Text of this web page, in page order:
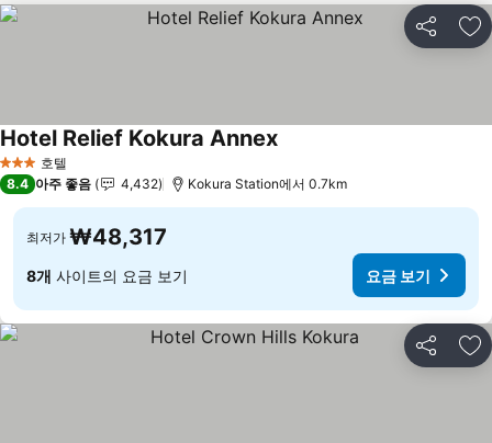
공유 즐
3 성급 호텔
Hotel Relief Kokura Annex
8.4 아주 좋음 4,432 Kokura Station에서 0.7km
최저가 ₩48,317
8개 사이트의 요금 보기 요금 보기
공유 즐